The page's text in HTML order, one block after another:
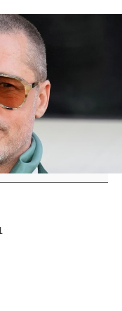
su "época más
lo
y sin comer